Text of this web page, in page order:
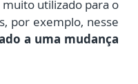
utilizado para o
por exemplo, nesse
a uma mudança